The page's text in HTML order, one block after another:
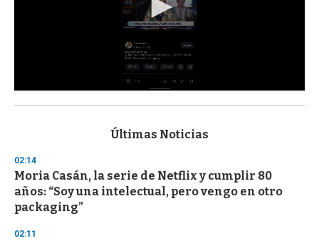
s
d
s
o
f
3
s
Últimas Noticias
02:14
Moria Casán, la serie de Netflix y cumplir 80
años: “Soy una intelectual, pero vengo en otro
packaging”
02:11